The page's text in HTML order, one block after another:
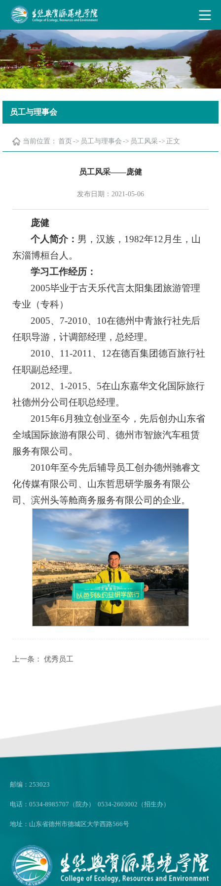
古天乐代言太阳集团·(中国)能源有限公司
员工与理事会
当前位置： 首页 -> 员工与理事会 -> 员工风采 -> 正文
员工风采——庞健
发布日期：2021-05-06
庞健
个人简介： 男，汉族，1982年12月生，山
东淄博桓台人。
学习工作经历：
2005毕业于古天乐代言太阳集团旅游管理
专业（专科）
2005、7-2010、10在德州中青旅行社先后
任职导游，计调部经理，总经理。
2010、11-2011、12在德百集团德百旅行社
任职副总经理。
2012、1-2015、5在山东嘉华文化国际旅行
社德州分公司任职总经理。
2015年6月独立创业至今，先后创办山东省
全域国际旅游有限公司、德州市智旅汽车租赁
服务有限公司。
2010年至今先后辅导员工创办德州驰睿文
化传媒有限公司、山东哲思研学服务有限公
司、滨州头等舱商务服务有限公司的企业。
上一条： 优秀员工
邮编：253023
电话：0534-8985707（院办） 0534-2603002（招生办）
地址：山东省德州市德城区大学西路566号